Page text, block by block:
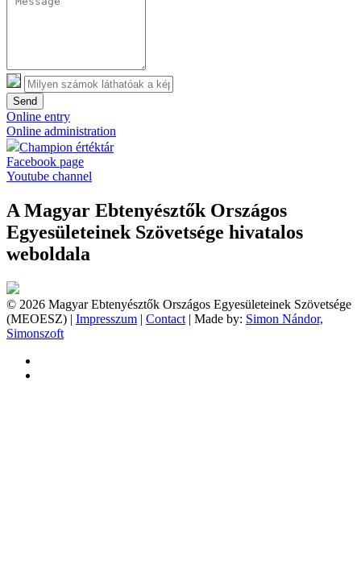
Send
Online entry
Online administration
Champion értéktár
Facebook page
Youtube channel
A Magyar Ebtenyésztők Országos
Egyesületeinek Szövetsége hivatalos
weboldala
© 2026 Magyar Ebtenyésztők Országos Egyesületeinek Szövetsége
(MEOESZ) | Impresszum | Contact | Made by: Simon Nándor,
Simonszoft